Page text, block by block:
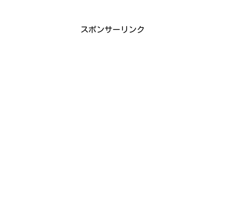
スポンサーリンク